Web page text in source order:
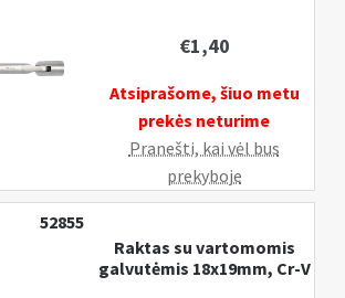
€1,40
Atsiprašome, šiuo metu
prekės neturime
Pranešti, kai vėl bus
prekyboje
52855
Raktas su vartomomis
galvutėmis 18x19mm, Cr-V